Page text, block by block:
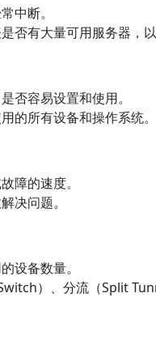
中断。
否有大量可用服务器，
否容易设置和使用。
的所有设备和操作系统。
障的速度。
决问题。
设备数量。
）、分流（Split